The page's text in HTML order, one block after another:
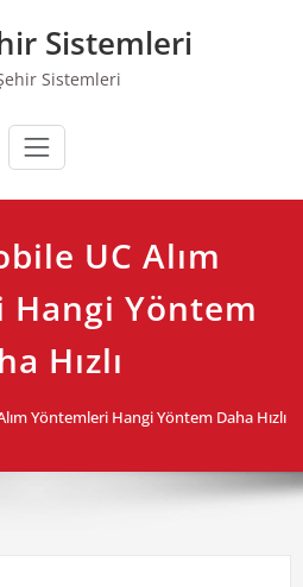
Sistemleri
Sistemleri
UC Alım
Yöntem
Hızlı
Yöntemleri Hangi Yöntem Daha Hızlı